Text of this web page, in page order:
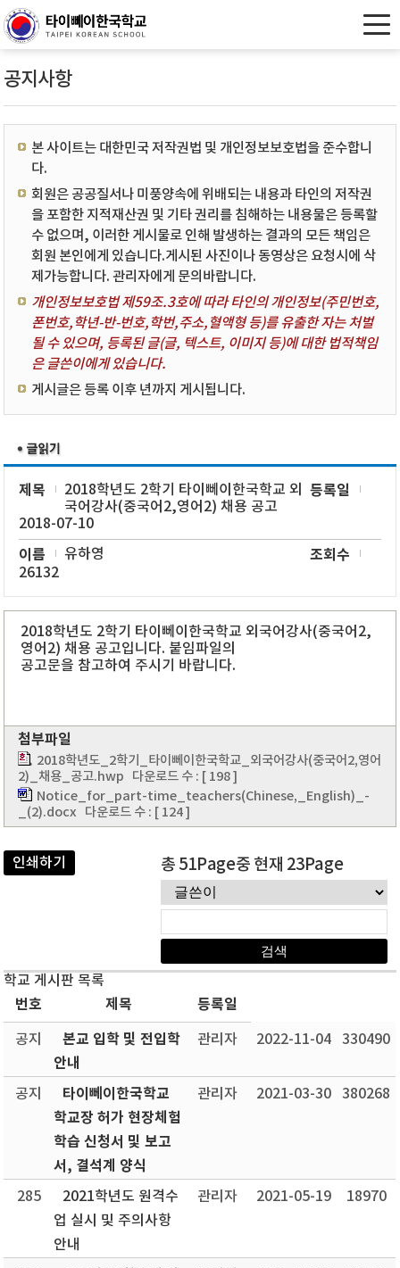
공지사항
본 사이트는 대한민국 저작권법 및 개인정보보호법을 준수합니
다.
회원은 공공질서나 미풍양속에 위배되는 내용과 타인의 저작권
을 포함한 지적재산권 및 기타 권리를 침해하는 내용물은 등록할
수 없으며, 이러한 게시물로 인해 발생하는 결과의 모든 책임은
회원 본인에게 있습니다.게시된 사진이나 동영상은 요청시에 삭
제가능합니다. 관리자에게 문의바랍니다.
개인정보보호법 제59조.3호에 따라 타인의 개인정보(주민번호,
폰번호,학년-반-번호,학번,주소,혈액형 등)를 유출한 자는 처벌
될 수 있으며, 등록된 글(글, 텍스트, 이미지 등)에 대한 법적책임
은 글쓴이에게 있습니다.
게시글은 등록 이후 년까지 게시됩니다.
제목
2018학년도 2학기 타이뻬이한국학교 외
국어강사(중국어2,영어2) 채용 공고
등록일
2018-07-10
이름 유하영 조회수
26132
2018학년도 2학기 타이뻬이한국학교 외국어강사(중국어2,
영어2) 채용 공고입니다. 붙임파일의
공고문을 참고하여 주시기 바랍니다.
첨부파일
2018학년도_2학기_타이뻬이한국학교_외국어강사(중국어2,영어
2)_채용_공고.hwp 다운로드 수 : [ 198 ]
Notice_for_part-time_teachers(Chinese,_English)_-
_(2).docx 다운로드 수 : [ 124 ]
인쇄하기 총 51Page중 현재 23Page
학교 게시판 목록
번호 제목 등록일
공지
본교 입학 및 전입학
안내
관리자 2022-11-04 330490
공지
타이뻬이한국학교
학교장 허가 현장체험
학습 신청서 및 보고
서, 결석계 양식
관리자 2021-03-30 380268
285
2021학년도 원격수
업 실시 및 주의사항
안내
관리자 2021-05-19 18970